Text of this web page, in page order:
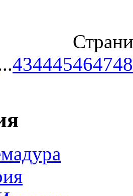
434445464748